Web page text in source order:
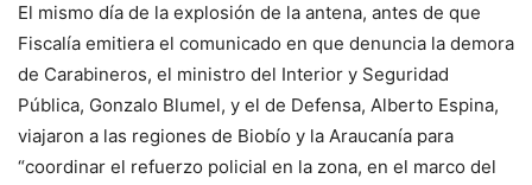
El mismo día de la explosión de la antena, antes de que
Fiscalía emitiera el comunicado en que denuncia la demora
de Carabineros, el ministro del Interior y Seguridad
Pública, Gonzalo Blumel, y el de Defensa, Alberto Espina,
viajaron a las regiones de Biobío y la Araucanía para
“coordinar el refuerzo policial en la zona, en el marco del